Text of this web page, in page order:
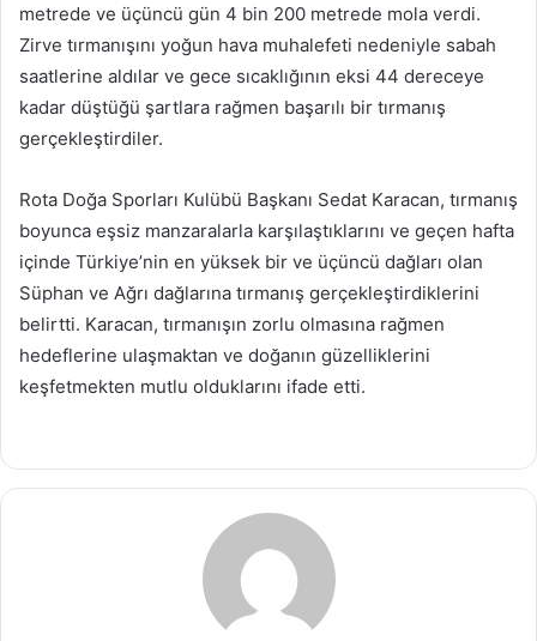
metrede ve üçüncü gün 4 bin 200 metrede mola verdi.
Zirve tırmanışını yoğun hava muhalefeti nedeniyle sabah
saatlerine aldılar ve gece sıcaklığının eksi 44 dereceye
kadar düştüğü şartlara rağmen başarılı bir tırmanış
gerçekleştirdiler.
Rota Doğa Sporları Kulübü Başkanı Sedat Karacan, tırmanış
boyunca eşsiz manzaralarla karşılaştıklarını ve geçen hafta
içinde Türkiye’nin en yüksek bir ve üçüncü dağları olan
Süphan ve Ağrı dağlarına tırmanış gerçekleştirdiklerini
belirtti. Karacan, tırmanışın zorlu olmasına rağmen
hedeflerine ulaşmaktan ve doğanın güzelliklerini
keşfetmekten mutlu olduklarını ifade etti.